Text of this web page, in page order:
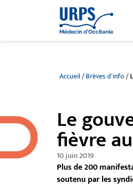
Accueil/Brèves d'info/
Le
fièvre
10 juin 2019
Plus de 200
soutenu par les